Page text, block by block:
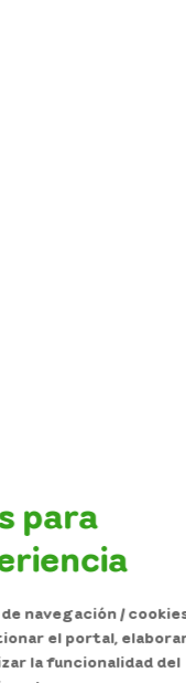
para
navegación /
el portal,
la funcionalidad del